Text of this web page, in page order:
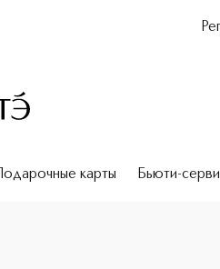
Подарочные карты Бьюти-